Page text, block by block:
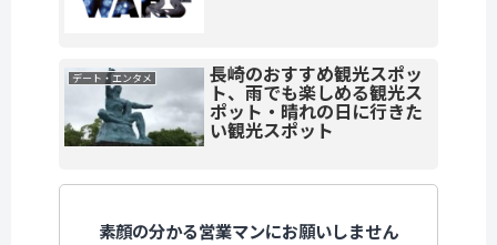
デート・エンタメ 長崎のおすすめ観光スポッ
ト、雨でも楽しめる観光ス
ポット・晴れの日に行きた
い観光スポット
素顔の分かる営業マンにお願いしません